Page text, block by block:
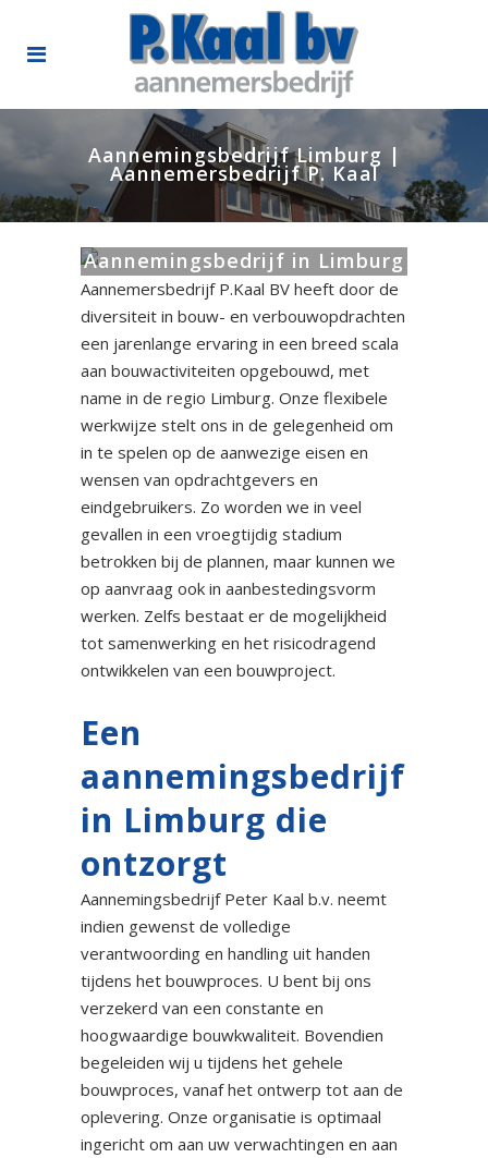
Aannemingsbedrijf Limburg |
Aannemersbedrijf P. Kaal
Aannemingsbedrijf in Limburg
Aannemersbedrijf P.Kaal BV heeft door de
diversiteit in bouw- en verbouwopdrachten
een jarenlange ervaring in een breed scala
aan bouwactiviteiten opgebouwd, met
name in de regio Limburg. Onze flexibele
werkwijze stelt ons in de gelegenheid om
in te spelen op de aanwezige eisen en
wensen van opdrachtgevers en
eindgebruikers. Zo worden we in veel
gevallen in een vroegtijdig stadium
betrokken bij de plannen, maar kunnen we
op aanvraag ook in aanbestedingsvorm
werken. Zelfs bestaat er de mogelijkheid
tot samenwerking en het risicodragend
ontwikkelen van een bouwproject.
Een
aannemingsbedrijf
in Limburg die
ontzorgt
Aannemingsbedrijf Peter Kaal b.v. neemt
indien gewenst de volledige
verantwoording en handling uit handen
tijdens het bouwproces. U bent bij ons
verzekerd van een constante en
hoogwaardige bouwkwaliteit. Bovendien
begeleiden wij u tijdens het gehele
bouwproces, vanaf het ontwerp tot aan de
oplevering. Onze organisatie is optimaal
ingericht om aan uw verwachtingen en aan